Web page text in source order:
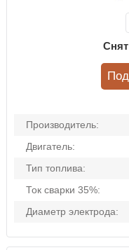
Производитель:
Двигатель:
Тип топлива:
Ток сварки 35%:
Диаметр электрода: